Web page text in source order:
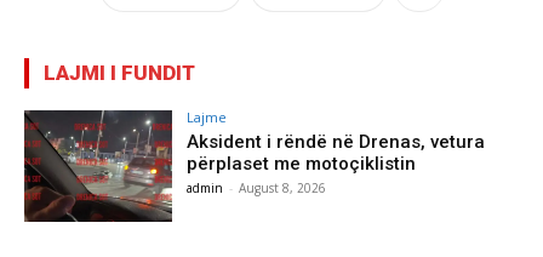
LAJMI I FUNDIT
Lajme
Aksident i rëndë në Drenas, vetura
përplaset me motoçiklistin
admin - August 8, 2026